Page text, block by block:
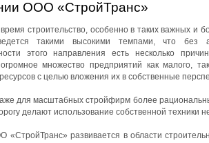
ООО «СтройТранс»
строительство, особенно в таких важных и
такими высокими темпами, что без
этого направления есть несколько
огромное множество предприятий как малого,
с целью вложения их в собственные
для масштабных стройфирм более
делают использование собственной техники
«СтройТранс» развивается в области